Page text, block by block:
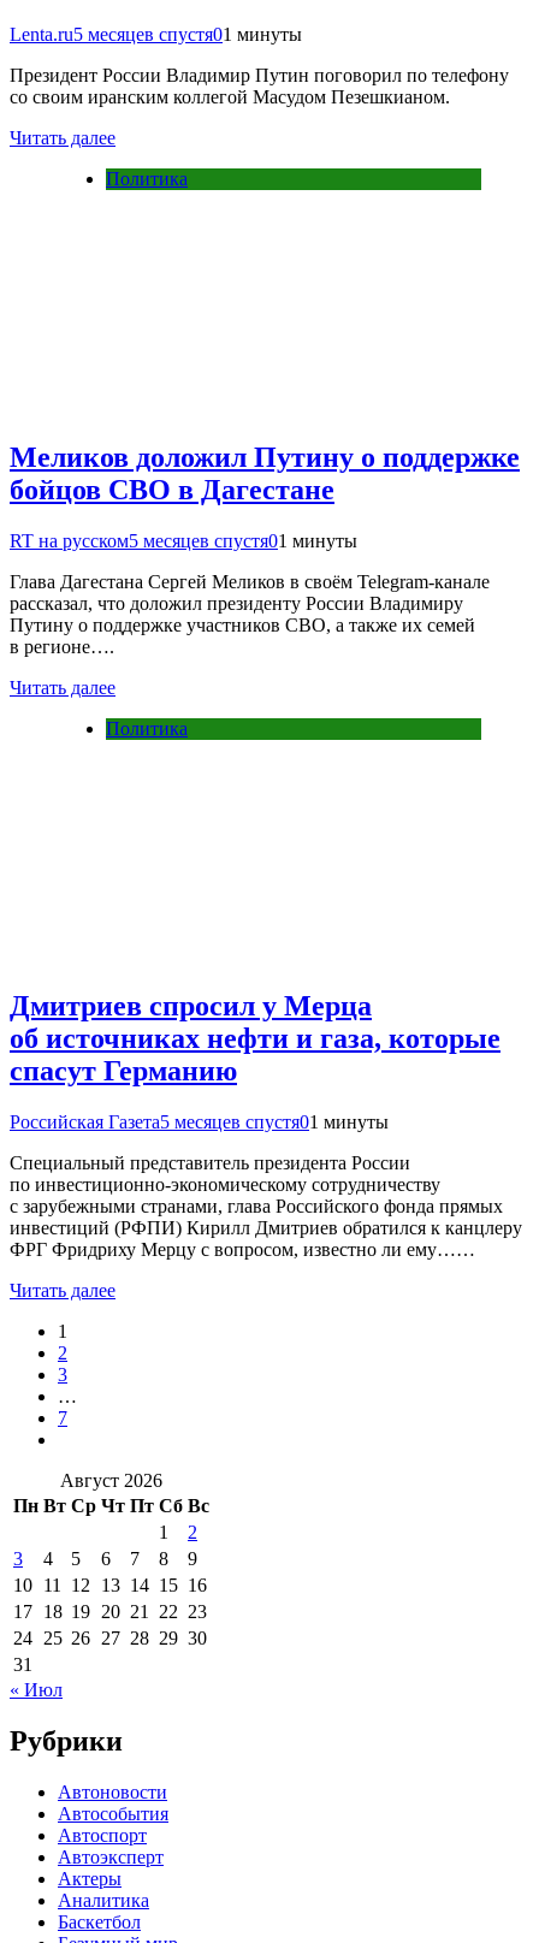
Lenta.ru5 месяцев спустя01 минуты
Президент России Владимир Путин поговорил по телефону
со своим иранским коллегой Масудом Пезешкианом.
Читать далее
Политика
Меликов доложил Путину о поддержке
бойцов СВО в Дагестане
RT на русском5 месяцев спустя01 минуты
Глава Дагестана Сергей Меликов в своём Telegram-канале
рассказал, что доложил президенту России Владимиру
Путину о поддержке участников СВО, а также их семей
в регионе….
Читать далее
Политика
Дмитриев спросил у Мерца
об источниках нефти и газа, которые
спасут Германию
Российская Газета5 месяцев спустя01 минуты
Специальный представитель президента России
по инвестиционно-экономическому сотрудничеству
с зарубежными странами, глава Российского фонда прямых
инвестиций (РФПИ) Кирилл Дмитриев обратился к канцлеру
ФРГ Фридриху Мерцу с вопросом, известно ли ему……
Читать далее
1
2
3
…
7
Август 2026
Пн Вт Ср Чт Пт Сб Вс
1
2
3
4 5 6 7 8
9
10 11 12 13 14 15 16
17 18 19 20 21 22 23
24 25 26 27 28 29 30
31
« Июл
Рубрики
Автоновости
Автособытия
Автоспорт
Автоэксперт
Актеры
Аналитика
Баскетбол